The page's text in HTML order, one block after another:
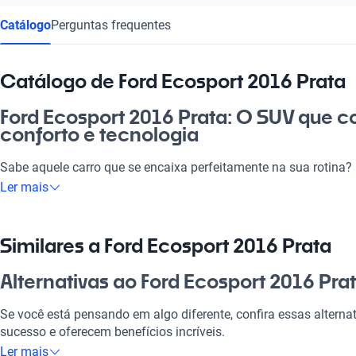
CatálogoPerguntas frequentes
Catálogo de Ford Ecosport 2016 Prata
Ford Ecosport 2016 Prata: O SUV que
conforto e tecnologia
Sabe aquele carro que se encaixa perfeitamente na sua
traz toda a versatilidade que você necessita, seja para o dia a
oferecer conforto e segurança. Demais, né?
Por que escolher Ford Ecosport 2016
Desfrute da melhor tecnologia com Tecnologia moderna,
Ler mais
Similares a Ford Ecosport 2016 Prata
Alternativas ao Ford Ecosport 2016
Se você está pensando em algo diferente, confira essas
sucesso e oferecem benefícios incríveis.
Ler mais